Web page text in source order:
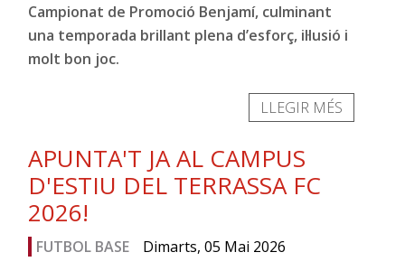
Campionat de Promoció Benjamí, culminant
una temporada brillant plena d’esforç, il·lusió i
molt bon joc.
LLEGIR MÉS
APUNTA'T JA AL CAMPUS
D'ESTIU DEL TERRASSA FC
2026!
FUTBOL BASE Dimarts, 05 Mai 2026